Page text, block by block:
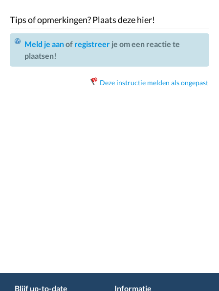
Tips of opmerkingen? Plaats deze hier!
Meld je aanof registreer je om een reactie te
plaatsen!
Deze instructie melden als ongepast
Blijf up-to-date Informatie